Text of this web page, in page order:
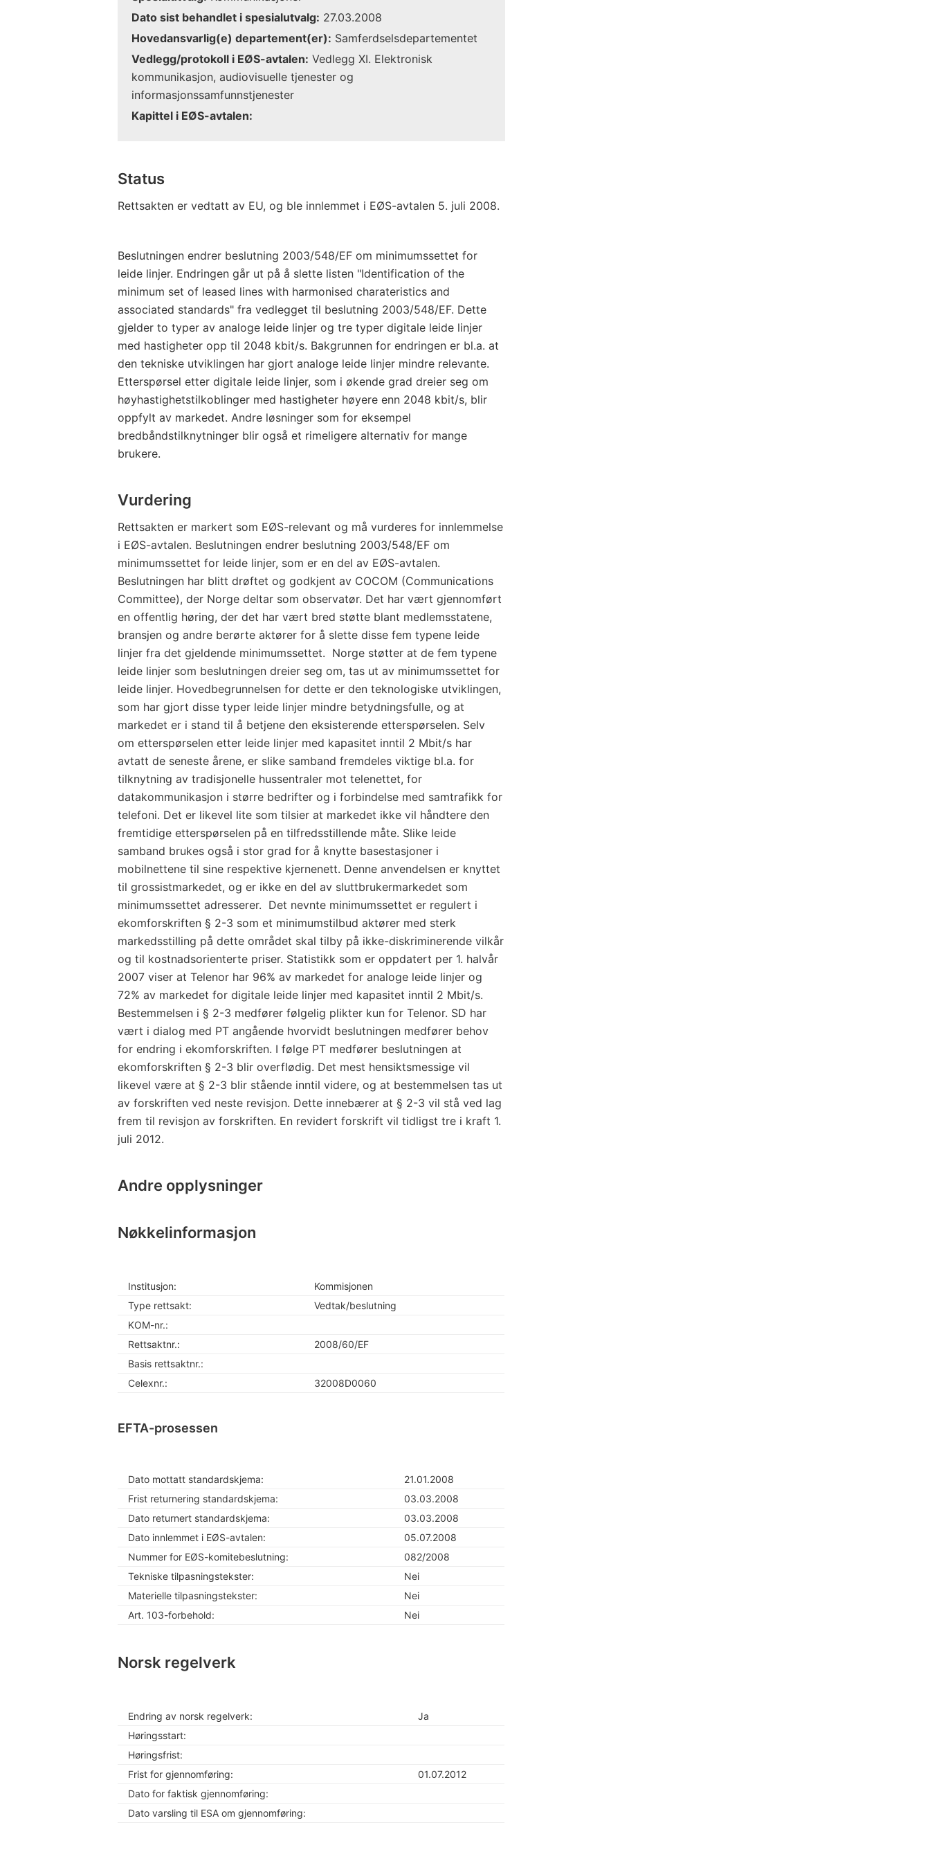
Dato sist behandlet i spesialutvalg: 27.03.2008
Hovedansvarlig(e) departement(er): Samferdselsdepartementet
Vedlegg/protokoll i EØS-avtalen: Vedlegg XI. Elektronisk
kommunikasjon, audiovisuelle tjenester og
informasjonssamfunnstjenester
Kapittel i EØS-avtalen:
Status
Rettsakten er vedtatt av EU, og ble innlemmet i EØS-avtalen 5. juli 2008.
Beslutningen endrer beslutning 2003/548/EF om minimumssettet for
leide linjer. Endringen går ut på å slette listen "Identification of the
minimum set of leased lines with harmonised charateristics and
associated standards" fra vedlegget til beslutning 2003/548/EF. Dette
gjelder to typer av analoge leide linjer og tre typer digitale leide linjer
med hastigheter opp til 2048 kbit/s. Bakgrunnen for endringen er bl.a. at
den tekniske utviklingen har gjort analoge leide linjer mindre relevante.
Etterspørsel etter digitale leide linjer, som i økende grad dreier seg om
høyhastighetstilkoblinger med hastigheter høyere enn 2048 kbit/s, blir
oppfylt av markedet. Andre løsninger som for eksempel
bredbåndstilknytninger blir også et rimeligere alternativ for mange
brukere.
Vurdering
Rettsakten er markert som EØS-relevant og må vurderes for innlemmelse
i EØS-avtalen. Beslutningen endrer beslutning 2003/548/EF om
minimumssettet for leide linjer, som er en del av EØS-avtalen.
Beslutningen har blitt drøftet og godkjent av COCOM (Communications
Committee), der Norge deltar som observatør. Det har vært gjennomført
en offentlig høring, der det har vært bred støtte blant medlemsstatene,
bransjen og andre berørte aktører for å slette disse fem typene leide
linjer fra det gjeldende minimumssettet. Norge støtter at de fem typene
leide linjer som beslutningen dreier seg om, tas ut av minimumssettet for
leide linjer. Hovedbegrunnelsen for dette er den teknologiske utviklingen,
som har gjort disse typer leide linjer mindre betydningsfulle, og at
markedet er i stand til å betjene den eksisterende etterspørselen. Selv
om etterspørselen etter leide linjer med kapasitet inntil 2 Mbit/s har
avtatt de seneste årene, er slike samband fremdeles viktige bl.a. for
tilknytning av tradisjonelle hussentraler mot telenettet, for
datakommunikasjon i større bedrifter og i forbindelse med samtrafikk for
telefoni. Det er likevel lite som tilsier at markedet ikke vil håndtere den
fremtidige etterspørselen på en tilfredsstillende måte. Slike leide
samband brukes også i stor grad for å knytte basestasjoner i
mobilnettene til sine respektive kjernenett. Denne anvendelsen er knyttet
til grossistmarkedet, og er ikke en del av sluttbrukermarkedet som
minimumssettet adresserer. Det nevnte minimumssettet er regulert i
ekomforskriften § 2-3 som et minimumstilbud aktører med sterk
markedsstilling på dette området skal tilby på ikke-diskriminerende vilkår
og til kostnadsorienterte priser. Statistikk som er oppdatert per 1. halvår
2007 viser at Telenor har 96% av markedet for analoge leide linjer og
72% av markedet for digitale leide linjer med kapasitet inntil 2 Mbit/s.
Bestemmelsen i § 2-3 medfører følgelig plikter kun for Telenor. SD har
vært i dialog med PT angående hvorvidt beslutningen medfører behov
for endring i ekomforskriften. I følge PT medfører beslutningen at
ekomforskriften § 2-3 blir overflødig. Det mest hensiktsmessige vil
likevel være at § 2-3 blir stående inntil videre, og at bestemmelsen tas ut
av forskriften ved neste revisjon. Dette innebærer at § 2-3 vil stå ved lag
frem til revisjon av forskriften. En revidert forskrift vil tidligst tre i kraft 1.
juli 2012.
Andre opplysninger
Nøkkelinformasjon
Institusjon:
Kommisjonen
Type rettsakt:
Vedtak/beslutning
KOM-nr.:
Rettsaktnr.:
2008/60/EF
Basis rettsaktnr.:
Celexnr.:
32008D0060
EFTA-prosessen
Dato mottatt standardskjema:
21.01.2008
Frist returnering standardskjema:
03.03.2008
Dato returnert standardskjema:
03.03.2008
Dato innlemmet i EØS-avtalen:
05.07.2008
Nummer for EØS-komitebeslutning:
082/2008
Tekniske tilpasningstekster:
Nei
Materielle tilpasningstekster:
Nei
Art. 103-forbehold:
Nei
Norsk regelverk
Endring av norsk regelverk:
Ja
Høringsstart:
Høringsfrist:
Frist for gjennomføring:
01.07.2012
Dato for faktisk gjennomføring:
Dato varsling til ESA om gjennomføring: